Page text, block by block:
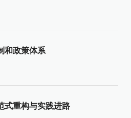
和政策体系
式重构与实践进路